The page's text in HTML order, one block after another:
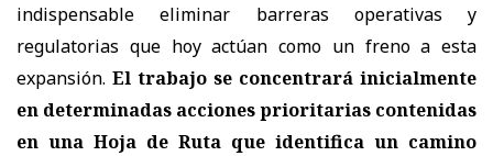
indispensable eliminar barreras operativas y
regulatorias que hoy actúan como un freno a esta
expansión. El trabajo se concentrará inicialmente
en determinadas acciones prioritarias contenidas
en una Hoja de Ruta que identifica un camino